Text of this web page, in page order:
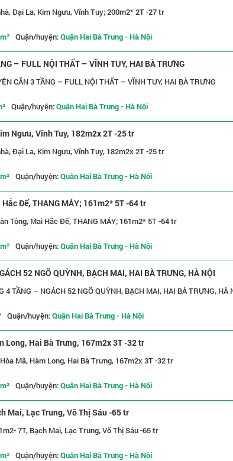
Đại La, Kim Ngưu, Vĩnh Tuy; 200m2* 2T -27 tr
Quận/huyện:Quận Hai Bà Trưng - Hà Nội
– FULL NỘI THẤT – VĨNH TUY, HAI BÀ TRƯNG
CĂN 3 TẦNG – FULL NỘI THẤT – VĨNH TUY, HAI BÀ TRƯNG
Quận/huyện:Quận Hai Bà Trưng - Hà Nội
Ngưu, Vĩnh Tuy, 182m2x 2T -25 tr
Đại La, Kim Ngưu, Vĩnh Tuy, 182m2x 2T -25 tr
Quận/huyện:Quận Hai Bà Trưng - Hà Nội
Đế, THANG MÁY; 161m2* 5T -64 tr
Tông, Mai Hắc Đế, THANG MÁY; 161m2* 5T -64 tr
Quận/huyện:Quận Hai Bà Trưng - Hà Nội
52 NGÕ QUỲNH, BẠCH MAI, HAI BÀ TRƯNG, HÀ NỘI
4 TẦNG – NGÁCH 52 NGÕ QUỲNH, BẠCH MAI, HAI BÀ TRƯNG, HÀ
Quận/huyện:Quận Hai Bà Trưng - Hà Nội
Long, Hai Bà Trưng, 167m2x 3T -32 tr
Mã, Hàm Long, Hai Bà Trưng, 167m2x 3T -32 tr
Quận/huyện:Quận Hai Bà Trưng - Hà Nội
Mai, Lạc Trung, Võ Thị Sáu -65 tr
7T, Bạch Mai, Lạc Trung, Võ Thị Sáu -65 tr
Quận/huyện:Quận Hai Bà Trưng - Hà Nội